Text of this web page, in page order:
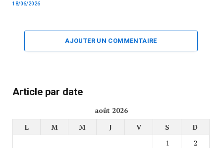
18/06/2026
AJOUTER UN COMMENTAIRE
Article par date
août 2026
L
M M J V S
D
1
2